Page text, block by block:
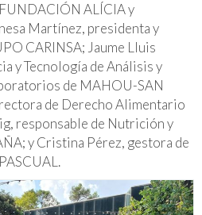
ALÍCIA y
Martínez, presidenta y
CARINSA; Jaume Lluis
y Tecnología de Análisis y
de MAHOU-SAN
de Derecho Alimentario
responsable de Nutrición y
y Cristina Pérez, gestora de